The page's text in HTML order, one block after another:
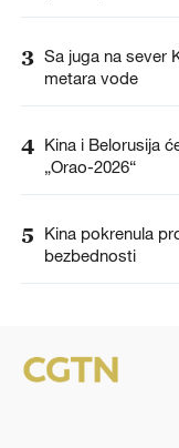
3 Sa juga na sever
metara vode
4 Kina i Belorusija
„Orao-2026“
5
Kina pokrenula
bezbednosti